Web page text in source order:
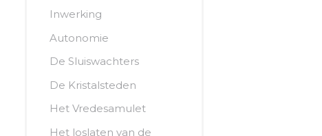
Inwerking
Autonomie
De Sluiswachters
De Kristalsteden
Het Vredesamulet
Het loslaten van de